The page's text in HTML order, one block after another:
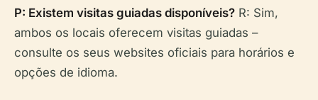
P: Existem visitas guiadas disponíveis? R: Sim,
ambos os locais oferecem visitas guiadas –
consulte os seus websites oficiais para horários e
opções de idioma.